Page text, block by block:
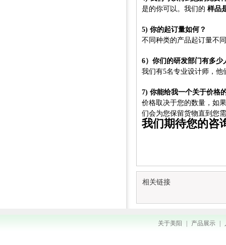
是的你可以。我们的 样品
5) 你的起订量如何？
不同种类的产品起订量不
6）你们的研发部门有多少
我们有5名专业设计师，他
7) 你能给我一个关于价格
价格取决于您的数量，如
们会为您保留货物直到您
我们期待您的咨
相关链接
关于美阳 产品展示